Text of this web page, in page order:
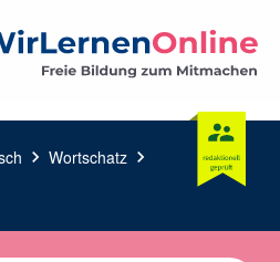
chevron_right Wortschatz chevron_right